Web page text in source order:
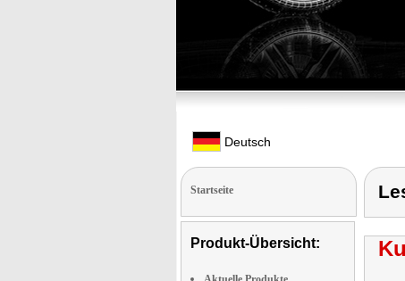
Deutsch
Startseite
Produkt-Übersicht: